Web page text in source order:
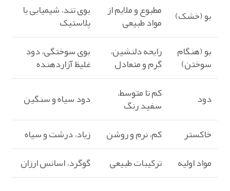
بو (خشک) مطبوع و ملایم از
مواد طبیعی
بوی تند، شیمیایی یا
پلاستیک
بو (هنگام
سوختن)
رایحه دلنشین،
گرم و متعادل
بوی سوختگی، دود
غلیظ آزاردهنده
دود
کم تا متوسط،
سفید رنگ
دود سیاه و سنگین
خاکستر
کم، نرم و روشن
زیاد، درشت و سیاه
مواد اولیه
ترکیبات طبیعی گوگرد، اسانس ارزان